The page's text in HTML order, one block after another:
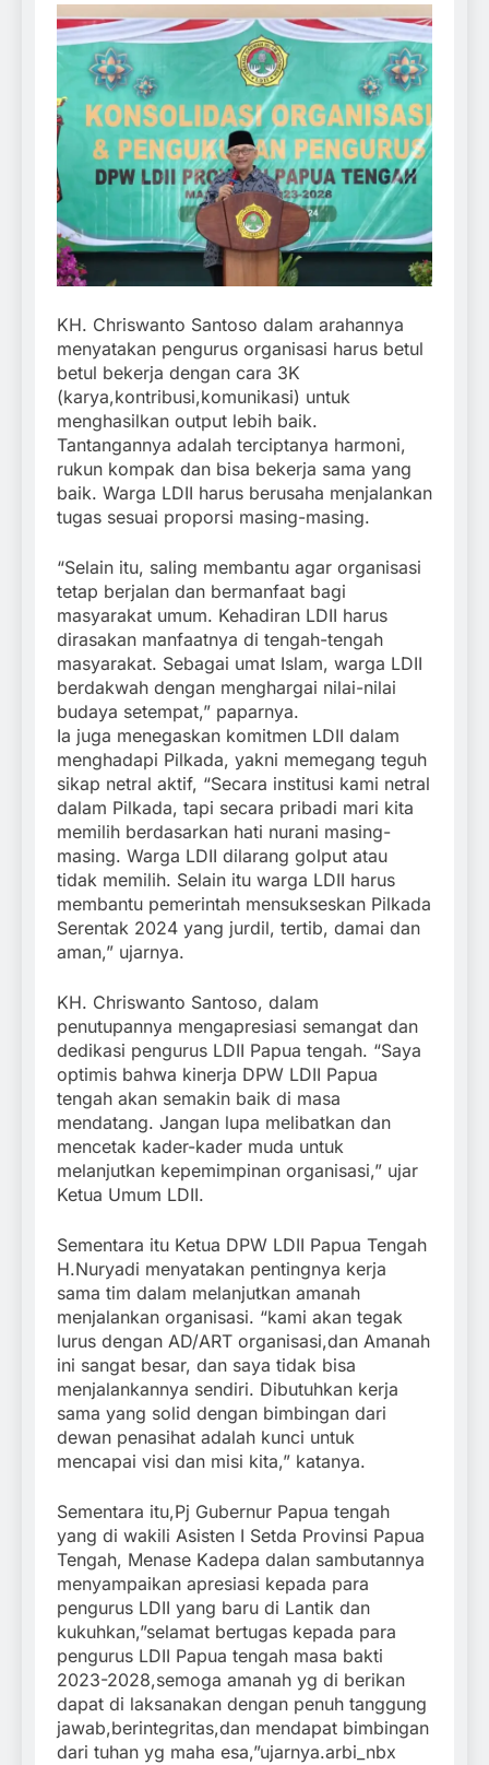
KH. Chriswanto Santoso dalam arahannya
menyatakan pengurus organisasi harus betul
betul bekerja dengan cara 3K
(karya,kontribusi,komunikasi) untuk
menghasilkan output lebih baik.
Tantangannya adalah terciptanya harmoni,
rukun kompak dan bisa bekerja sama yang
baik. Warga LDII harus berusaha menjalankan
tugas sesuai proporsi masing-masing.
“Selain itu, saling membantu agar organisasi
tetap berjalan dan bermanfaat bagi
masyarakat umum. Kehadiran LDII harus
dirasakan manfaatnya di tengah-tengah
masyarakat. Sebagai umat Islam, warga LDII
berdakwah dengan menghargai nilai-nilai
budaya setempat,” paparnya.
Ia juga menegaskan komitmen LDII dalam
menghadapi Pilkada, yakni memegang teguh
sikap netral aktif, “Secara institusi kami netral
dalam Pilkada, tapi secara pribadi mari kita
memilih berdasarkan hati nurani masing-
masing. Warga LDII dilarang golput atau
tidak memilih. Selain itu warga LDII harus
membantu pemerintah mensukseskan Pilkada
Serentak 2024 yang jurdil, tertib, damai dan
aman,” ujarnya.
KH. Chriswanto Santoso, dalam
penutupannya mengapresiasi semangat dan
dedikasi pengurus LDII Papua tengah. “Saya
optimis bahwa kinerja DPW LDII Papua
tengah akan semakin baik di masa
mendatang. Jangan lupa melibatkan dan
mencetak kader-kader muda untuk
melanjutkan kepemimpinan organisasi,” ujar
Ketua Umum LDII.
Sementara itu Ketua DPW LDII Papua Tengah
H.Nuryadi menyatakan pentingnya kerja
sama tim dalam melanjutkan amanah
menjalankan organisasi. “kami akan tegak
lurus dengan AD/ART organisasi,dan Amanah
ini sangat besar, dan saya tidak bisa
menjalankannya sendiri. Dibutuhkan kerja
sama yang solid dengan bimbingan dari
dewan penasihat adalah kunci untuk
mencapai visi dan misi kita,” katanya.
Sementara itu,Pj Gubernur Papua tengah
yang di wakili Asisten I Setda Provinsi Papua
Tengah, Menase Kadepa dalan sambutannya
menyampaikan apresiasi kepada para
pengurus LDII yang baru di Lantik dan
kukuhkan,”selamat bertugas kepada para
pengurus LDII Papua tengah masa bakti
2023-2028,semoga amanah yg di berikan
dapat di laksanakan dengan penuh tanggung
jawab,berintegritas,dan mendapat bimbingan
dari tuhan yg maha esa,”ujarnya.arbi_nbx